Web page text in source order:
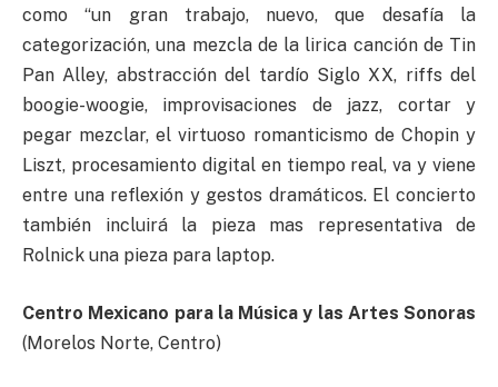
como “un gran trabajo, nuevo, que desafía la
categorización, una mezcla de la lirica canción de Tin
Pan Alley, abstracción del tardío Siglo XX, riffs del
boogie-woogie, improvisaciones de jazz, cortar y
pegar mezclar, el virtuoso romanticismo de Chopin y
Liszt, procesamiento digital en tiempo real, va y viene
entre una reflexión y gestos dramáticos. El concierto
también incluirá la pieza mas representativa de
Rolnick una pieza para laptop.
Centro Mexicano para la Música y las Artes Sonoras
(Morelos Norte, Centro)